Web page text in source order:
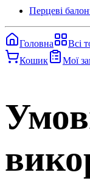
Перцеві
Головна Всі
Кошик
Мої